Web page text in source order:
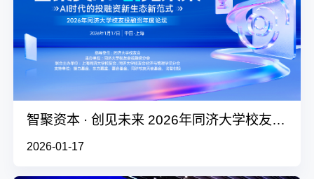
智聚资本 · 创见未来 2026年同济大学校友投融资年度论坛
2026-01-17